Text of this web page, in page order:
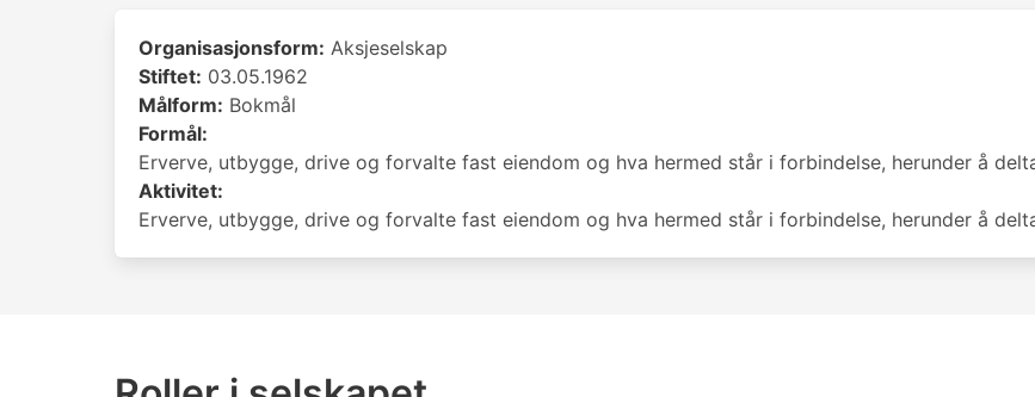
Organisasjonsform: Aksjeselskap
Stiftet: 03.05.1962
Målform: Bokmål
Formål:
Erverve, utbygge, drive og forvalte fast eiendom og hva hermed står i forbindelse, herunder å
Aktivitet:
Erverve, utbygge, drive og forvalte fast eiendom og hva hermed står i forbindelse, herunder å